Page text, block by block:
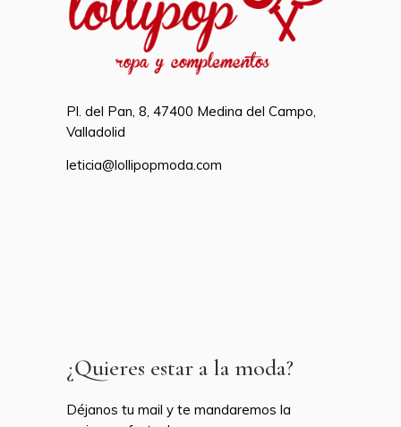
Pl. del Pan, 8, 47400 Medina del Campo,
Valladolid
leticia@lollipopmoda.com
¿Quieres estar a la moda?
Déjanos tu mail y te mandaremos la